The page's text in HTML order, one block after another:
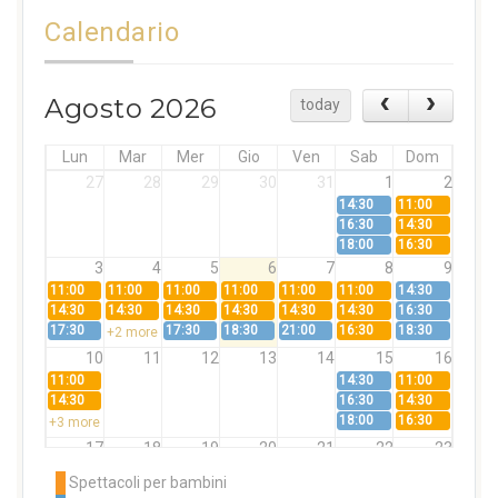
Calendario
Agosto 2026 today
Lun Mar Mer Gio Ven Sab
Dom
27
28 29 30 31 1 2
14:30
11:00
16:30
14:30
18:00
16:30
3 4 5 6 7 8 9
11:00 11:00 11:00 11:00 11:00 11:00
14:30
14:30
14:30 14:30 14:30 14:30 14:30
16:30
17:30
+2 more 17:30 18:30 21:00 16:30 18:30
10 11 12 13 14 15 16
11:00 14:30
11:00
14:30
16:30
14:30
+3 more
18:00 16:30
17 18 19 20 21 22 23
11:00
14:30
14:30 14:30 14:30
Spettacoli per bambini